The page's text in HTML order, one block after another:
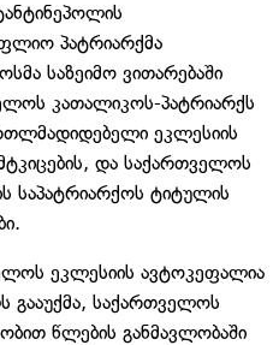
პატრიარქმა
საზეიმო ვითარებაში
კათალიკოს-პატრიარქს
ეკლესიის
და საქართველოს
საპატრიარქოს ტიტულის
ეკლესიის ავტოკეფალია
გააუქმა, საქართველოს
წლების განმავლობაში